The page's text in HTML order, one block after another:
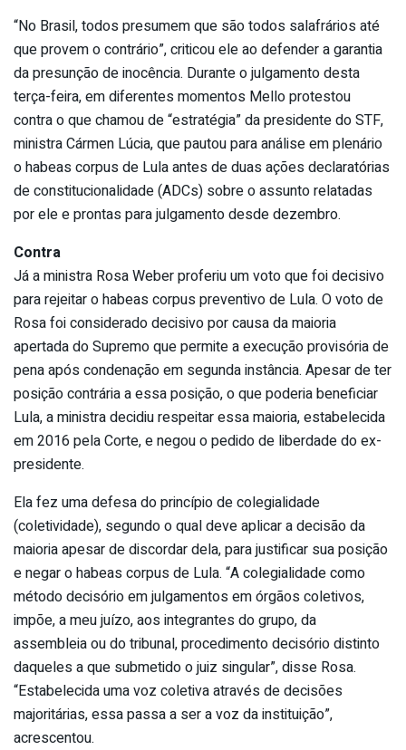
“No Brasil, todos presumem que são todos salafrários até
que provem o contrário”, criticou ele ao defender a garantia
da presunção de inocência. Durante o julgamento desta
terça-feira, em diferentes momentos Mello protestou
contra o que chamou de “estratégia” da presidente do STF,
ministra Cármen Lúcia, que pautou para análise em plenário
o habeas corpus de Lula antes de duas ações declaratórias
de constitucionalidade (ADCs) sobre o assunto relatadas
por ele e prontas para julgamento desde dezembro.
Contra
Já a ministra Rosa Weber proferiu um voto que foi decisivo
para rejeitar o habeas corpus preventivo de Lula. O voto de
Rosa foi considerado decisivo por causa da maioria
apertada do Supremo que permite a execução provisória de
pena após condenação em segunda instância. Apesar de ter
posição contrária a essa posição, o que poderia beneficiar
Lula, a ministra decidiu respeitar essa maioria, estabelecida
em 2016 pela Corte, e negou o pedido de liberdade do ex-
presidente.
Ela fez uma defesa do princípio de colegialidade
(coletividade), segundo o qual deve aplicar a decisão da
maioria apesar de discordar dela, para justificar sua posição
e negar o habeas corpus de Lula. “A colegialidade como
método decisório em julgamentos em órgãos coletivos,
impõe, a meu juízo, aos integrantes do grupo, da
assembleia ou do tribunal, procedimento decisório distinto
daqueles a que submetido o juiz singular”, disse Rosa.
“Estabelecida uma voz coletiva através de decisões
majoritárias, essa passa a ser a voz da instituição”,
acrescentou.